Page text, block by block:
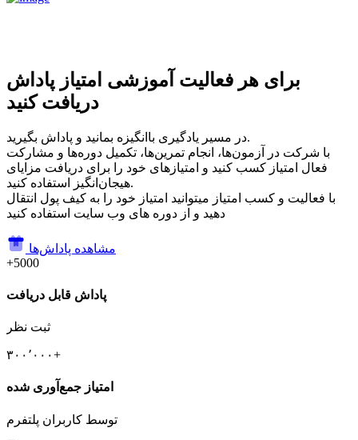
برای هر فعالیت آموزشی امتیاز پاداش
دریافت کنید
در مسیر یادگیری باانگیزه بمانید و پاداش بگیرید.
با شرکت در آزمون‌ها، انجام تمرین‌ها، تکمیل دوره‌ها و مشارکت
فعال امتیاز کسب کنید و امتیازهای خود را برای دریافت مزایای
هیجان‌انگیز استفاده کنید.
با فعالیت و کسب امتیاز میتوانید امتیاز خود را به کیف پول انتقال
دهید و از دوره های وب سایت استفاده کنید
مشاهده پاداش‌ها
+5000
پاداش قابل دریافت
ثبت نظر
۳۰۰٬۰۰۰+
امتیاز جمع‌آوری شده
توسط کاربران پلتفرم